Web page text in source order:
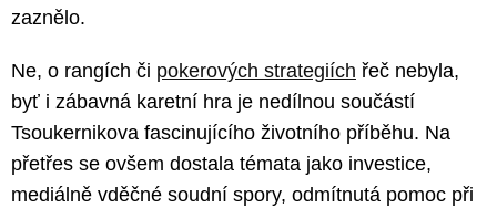
zaznělo.
Ne, o rangích či pokerových strategiích řeč nebyla,
byť i zábavná karetní hra je nedílnou součástí
Tsoukernikova fascinujícího životního příběhu. Na
přetřes se ovšem dostala témata jako investice,
mediálně vděčné soudní spory, odmítnutá pomoc při